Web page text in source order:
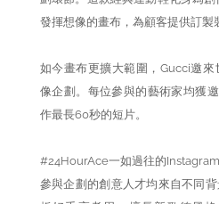
發揮想像的畫布，為顧客提供訂製
如今畫布更擴大範圍，Gucci邀
像企劃。每位參與的藝術家均獲
作最長60秒的短片。
#24HourAce一如過往的Instagram
參與企劃的創意人才均來自不同